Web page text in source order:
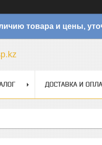
товара и цены,
ДОСТАВКА И